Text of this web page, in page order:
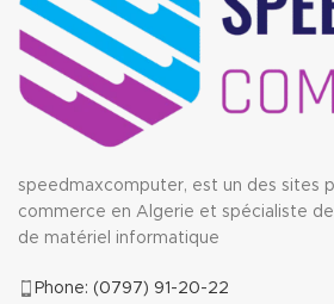
speedmaxcomputer, est un des sites
commerce en Algerie et spécialiste
de matériel informatique
Phone: (0797) 91-20-22